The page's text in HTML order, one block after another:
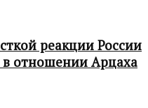
реакции России
отношении Арцаха